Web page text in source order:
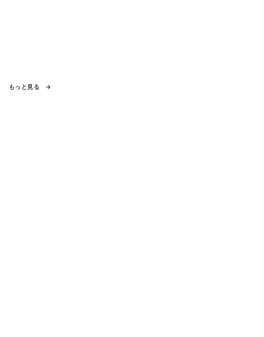
もっと見る